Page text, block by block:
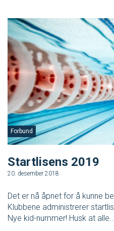
Klubbdrift
Klubbutvikling
For trenere
Tips og råd for utøvere og
Utdanning
Barneidrett
Forbund
Startlisens 2019
20. desember 2018
Det er nå åpnet for å kunne
Klubbene administrerer
Nye kid-nummer! Husk at alle...